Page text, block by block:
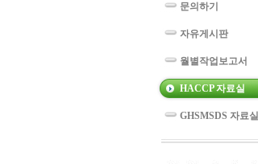
문의하기
자유게시판
월별작업보고서
HACCP 자료실
GHSMSDS 자료실